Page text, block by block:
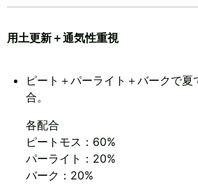
用土更新＋通気性重視
ピート＋パーライト＋バークで
合。
各配合
ピートモス：60%
パーライト：20%
バーク：20%